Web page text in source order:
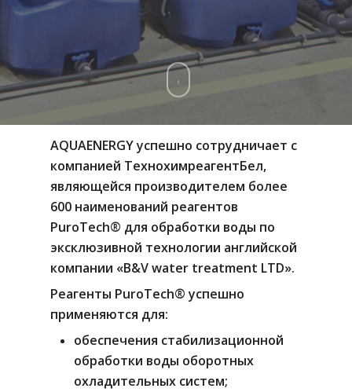
AQUAENERGY успешно сотрудничает с
компанией ТехнохимреагентБел,
являющейся производителем более
600 наименований реагентов
PuroTech® для обработки воды по
эксклюзивной технологии английской
компании «B&V water treatment LTD».
Реагенты PuroTech® успешно
применяются для:
обеспечения стабилизационной
обработки воды оборотных
охладительных систем;